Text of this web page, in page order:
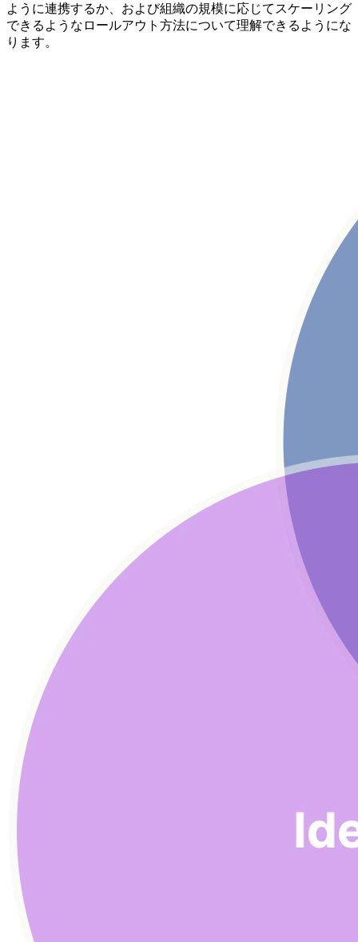
ように連携するか、および組織の規模に応じてスケーリング
できるようなロールアウト方法について理解できるようにな
ります。